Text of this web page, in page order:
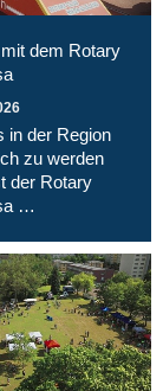
dem Rotary
in der Region
zu werden
der Rotary
…